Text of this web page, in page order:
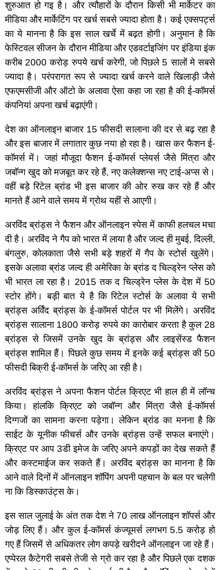
शुरुआत हो गइ है। और त्यौहारों के दौरान किसी भी मार्केटर का
मीडिया और मार्केटिंग पर खर्च सबसे ज्यादा होता है। कई एक्सपर्ट्स
का ये मानना है कि इस साल खर्चे में बढ़त होगी। अनुमान है कि
फेस्टिवल सीजन के दौरान मीडिया और एडवर्टाइजिंग पर इंडिया इंक
करीब 2000 करोड़ रुपये खर्च करेगी, जो पिछले 5 सालों मे सबसे
ज्यादा है। परंपरागत रूप से ज्यादा खर्च करने वाले खिलाड़ी जैसे
एफएमसीजी और ऑटो के अलावा ऐसा कहा जा रहा है की ई-कॉमर्स
कंपनियां अपना खर्च बढ़ाएंगी।
देश का ऑनलाइन बाजार 15 फीसदी सालाना की दर से बढ़ रहा है
और इस बाजार में लगातार कुछ नया हो रहा है। खास कर फैशन ई-
कॉमर्स में। जहां मौजूदा फैशन ई-कॉमर्स प्लेयर्स जैसे मिंत्रा और
जबॉन्ग खुद को मजबूत कर रहे हैं, नए कलेक्शन्स नए टाई-अप्स से।
वहीं बड़े रिटेल ब्रांड भी इस बाजार की ओर रुख कर रहे हैं और
मानते हैं आने वाले समय में ग्रोथ यहीं से आएगी।
अरविंद ब्रांड्स ने फैशन और ऑनलाइन स्पेस में काफी हलचल मचा
दी है। अरविंद ने गैप को भारत में लाया है और जल्द ही मुबई, दिल्ली,
बंगलुरु, कोलकाता जैसे सभी बड़े शहरों में गैप के स्टोर्स खुलेंगे।
इसके अलावा ब्रांड जल्द ही अमेरिका के ब्रांड द चिल्ड्रेन प्लेस को
भी भारत ला रहा है। 2015 तक द चिल्ड्रेन प्लेस के देश में 50
स्टोर होंगे। बड़ी बात ये है कि रिटेल स्टोर्स के अलावा ये सभी
ब्रांड्स अर्विंद ब्रांड्स के ई-कॉमर्स पोर्टल पर भी मिलेंगे। अरविंद
ब्रांड्स सालाना 1800 करोड़ रुपये का कारोबार करता है कुल 28
ब्रांड्स से जिसमें उनके खुद के ब्रांड्स और लाइसेंस्ड फैशन
ब्रांड्स शामिल हैं। पिछले कुछ समय में इनके कई ब्रांड्स की 50
फीसदी बिक्री ई-कॉमर्स के जरिए आ रही है।
अरविंद ब्रांड्स ने अपना फैशन पोर्टल क्रिएट भी हाल ही में लॉन्च
किया। हांलकि क्रिएट को जबॉन्ग और मिंत्रा जैसे ई-कॉमर्स
दिग्गजों का सामना करना पड़ेगा। लेकिन ब्रांड का मनना है कि
साईट के यूनीक फीचर्स और उनके ब्रांड्स उन्हें सफल बनाएंगे।
क्रिएट पर आप 3डी इमेज के जरिए अपने कपड़ों का देख सकते हैं
और कस्टमाईज कर सकते हैं। अरविंद ब्रांड्स का मानना है कि
आने वाले दिनों में ऑनलाइन शॉपिंग अपनी पहचान के बल पर चलेगी
ना कि डिस्काउंट्स के।
इस साल जुलाई के अंत तक देश ने 70 लाख ऑनलाइन शॉपर्स और
जोड़ लिए हैं। और कुल ई-कॉमर्स कंज्यूमर्स लगभग 5.5 करोड़ हो
गए हैं जिसमें से अधिकतर लोग कपड़े खरीदने ऑनलाइन जा रहे हैं।
एप्पेरल कैटेगरी सबसे तेजी से ग्रो कर रहा है और पिछले एक दशक